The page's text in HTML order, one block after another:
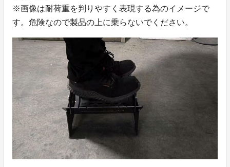
※画像は耐荷重を判りやすく表現する為のイメージで
す。危険なので製品の上に乗らないでください。